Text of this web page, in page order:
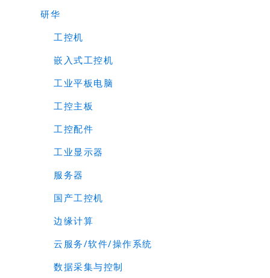
研华
工控机
嵌入式工控机
工业平板电脑
工控主板
工控配件
工业显示器
服务器
国产工控机
边缘计算
云服务/软件/操作系统
数据采集与控制